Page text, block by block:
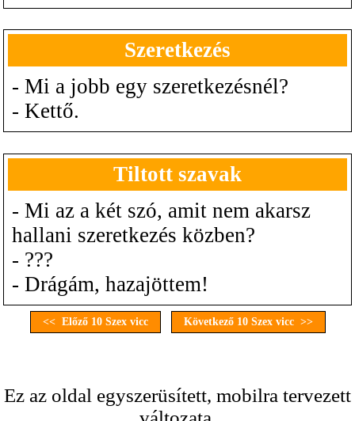
Szeretkezés
- Mi a jobb egy szeretkezésnél?
- Kettő.
Tiltott szavak
- Mi az a két szó, amit nem akarsz
hallani szeretkezés közben?
- ???
- Drágám, hazajöttem!
<< Előző 10 Szex vicc Következő 10 Szex vicc >>
Ez az oldal egyszerüsített, mobilra tervezett